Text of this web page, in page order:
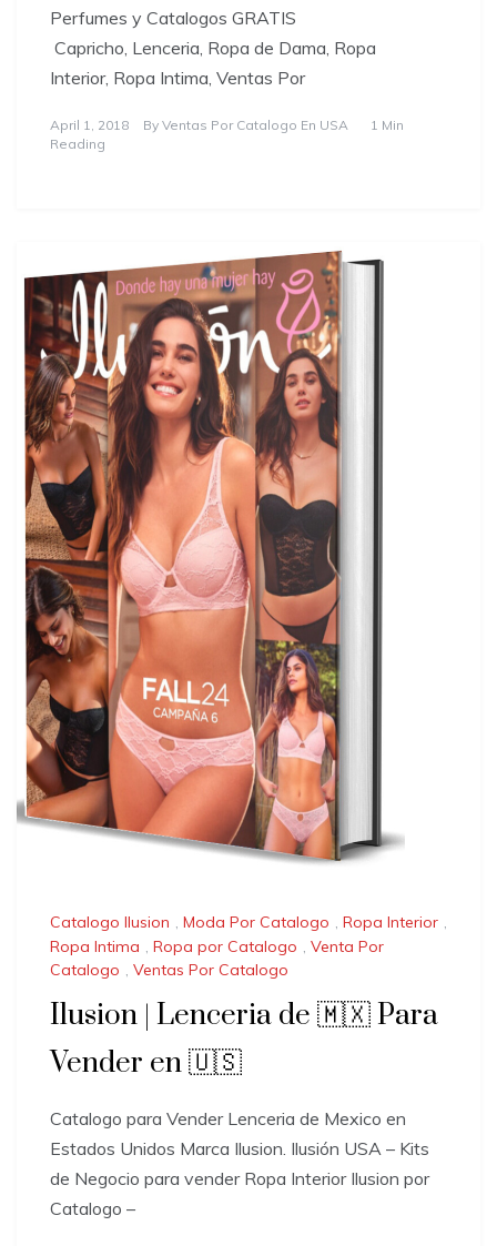
Perfumes y Catalogos GRATIS
Capricho, Lenceria, Ropa de Dama, Ropa
Interior, Ropa Intima, Ventas Por
April 1, 2018 By Ventas Por Catalogo En USA
1 Min
Reading
Catalogo Ilusion , Moda Por Catalogo , Ropa Interior ,
Ropa Intima , Ropa por Catalogo , Venta Por
Catalogo , Ventas Por Catalogo
Ilusion | Lenceria de 🇲🇽 Para
Vender en 🇺🇸
Catalogo para Vender Lenceria de Mexico en
Estados Unidos Marca Ilusion. Ilusión USA – Kits
de Negocio para vender Ropa Interior Ilusion por
Catalogo –